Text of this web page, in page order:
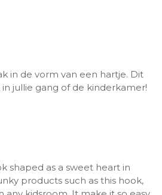
in de vorm van een hartje. Dit
jullie gang of de kinderkamer!
shaped as a sweet heart in
products such as this hook,